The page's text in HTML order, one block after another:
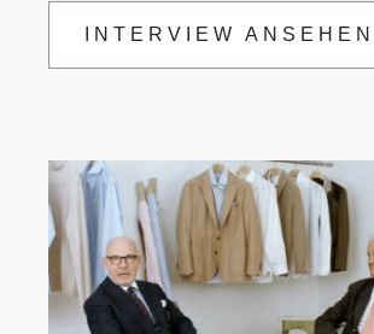
INTERVIEW ANSEHEN